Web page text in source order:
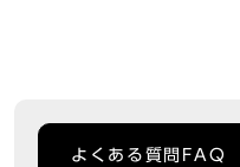
よくある質問FAQ